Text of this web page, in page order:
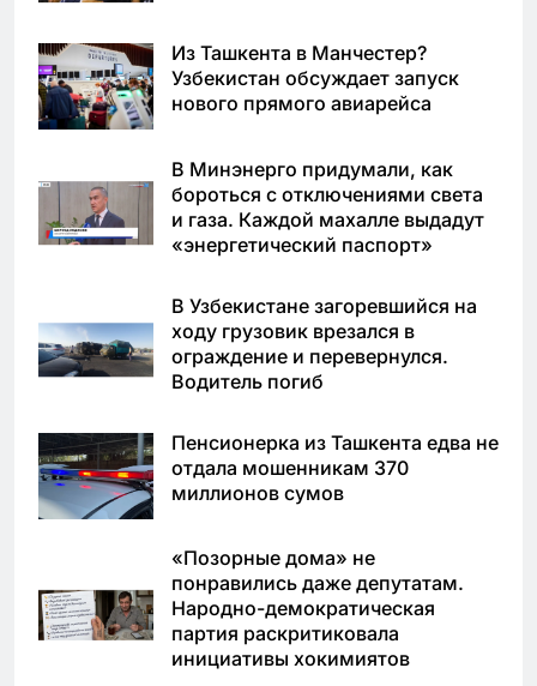
Из Ташкента в Манчестер?
Узбекистан обсуждает запуск
нового прямого авиарейса
В Минэнерго придумали, как
бороться с отключениями света
и газа. Каждой махалле выдадут
«энергетический паспорт»
В Узбекистане загоревшийся на
ходу грузовик врезался в
ограждение и перевернулся.
Водитель погиб
Пенсионерка из Ташкента едва не
отдала мошенникам 370
миллионов сумов
«Позорные дома» не
понравились даже депутатам.
Народно-демократическая
партия раскритиковала
инициативы хокимиятов